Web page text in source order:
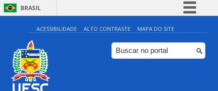
BRASIL
Simplifique!
Comunica BR
Participe
ACESSIBILIDADE ALTO CONTRASTE MAPA DO SITE